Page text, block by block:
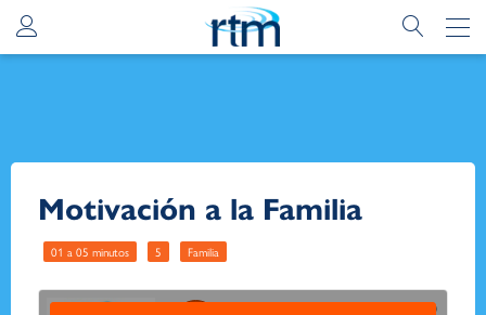
Motivación a la Familia
01 a 05 minutos 5 Familia